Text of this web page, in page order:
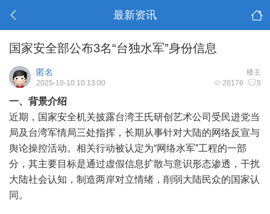
最新资讯
国家安全部公布3名“台独水军”身份信息
楼主
匿名
20176 5
2025-10-10 10:13:00
一、背景介绍
近期，国家安全机关披露台湾王氏研创艺术公司受民进党当
局及台湾军情局三处指挥，长期从事针对大陆的网络反宣与
舆论操控活动。相关行动被认定为“网络水军”工程的一部
分，其主要目标是通过虚假信息扩散与意识形态渗透，干扰
大陆社会认知，制造两岸对立情绪，削弱大陆民众的国家认
同。